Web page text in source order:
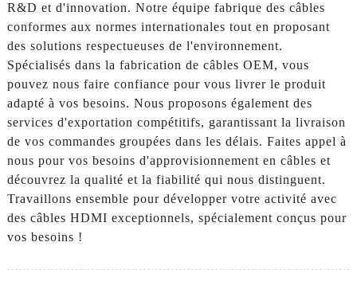
R&D et d'innovation. Notre équipe fabrique des câbles
conformes aux normes internationales tout en proposant
des solutions respectueuses de l'environnement.
Spécialisés dans la fabrication de câbles OEM, vous
pouvez nous faire confiance pour vous livrer le produit
adapté à vos besoins. Nous proposons également des
services d'exportation compétitifs, garantissant la livraison
de vos commandes groupées dans les délais. Faites appel à
nous pour vos besoins d'approvisionnement en câbles et
découvrez la qualité et la fiabilité qui nous distinguent.
Travaillons ensemble pour développer votre activité avec
des câbles HDMI exceptionnels, spécialement conçus pour
vos besoins !